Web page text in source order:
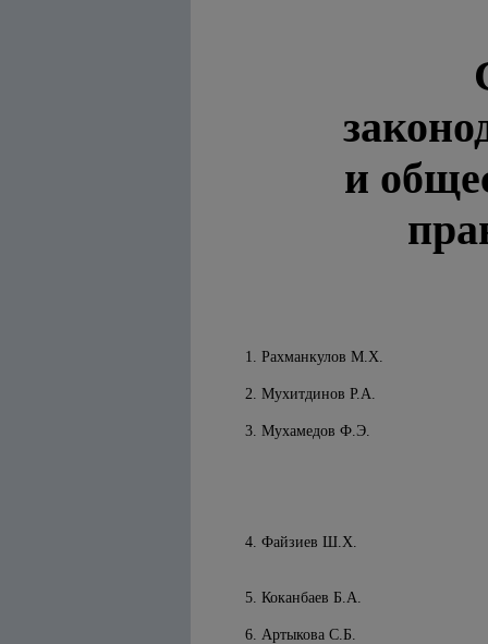
и
1. Рахманкулов М.Х.
2. Мухитдинов Р.А.
3. Мухамедов Ф.Э.
4. Файзиев Ш.Х.
5. Коканбаев Б.А.
6. Артыкова С.Б.